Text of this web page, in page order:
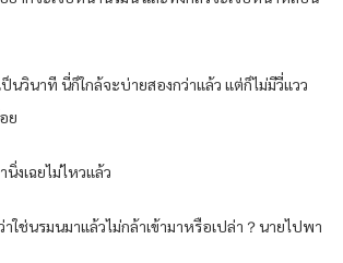
นวินาที นี่ก็ใกล้จะบ่ายสองกว่าแล้ว แต่ก็ไม่มีวี่แวว
ย
งเฉยไม่ไหวแล้ว
ใช่นรมนมาแล้วไม่กล้าเข้ามาหรือเปล่า？นายไปพา